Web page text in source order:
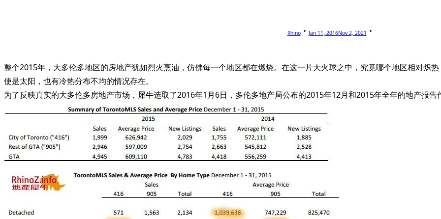
Rhino Jan 11, 2016Nov 2, 2021
整个2015年，大多伦多地区的房地产犹如烈火烹油，仿佛每一个地区都在燃烧。在这一片大火球之中，究竟哪个地区相对炽
使是太阳，也有冷热分布不均的情况存在。
为了反映真实的大多伦多房地产市场，犀牛选取了2016年1月6日，多伦多地产局公布的2015年12月和2015年全年的地产报告